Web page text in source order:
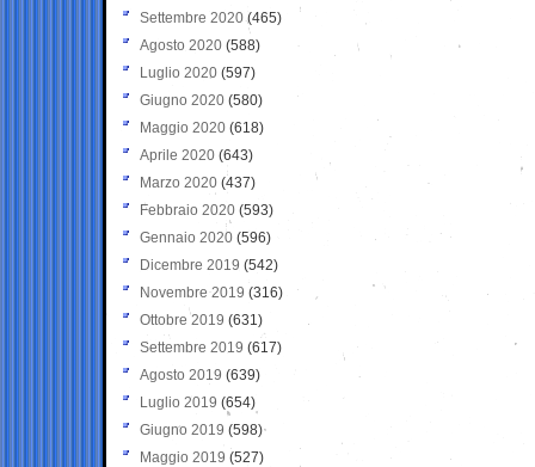
Settembre 2020(465)
Agosto 2020 (588)
Luglio 2020 (597)
Giugno 2020 (580)
Maggio 2020 (618)
Aprile 2020 (643)
Marzo 2020 (437)
Febbraio 2020 (593)
Gennaio 2020 (596)
Dicembre 2019 (542)
Novembre 2019 (316)
Ottobre 2019 (631)
Settembre 2019 (617)
Agosto 2019 (639)
Luglio 2019 (654)
Giugno 2019 (598)
Maggio 2019 (527)